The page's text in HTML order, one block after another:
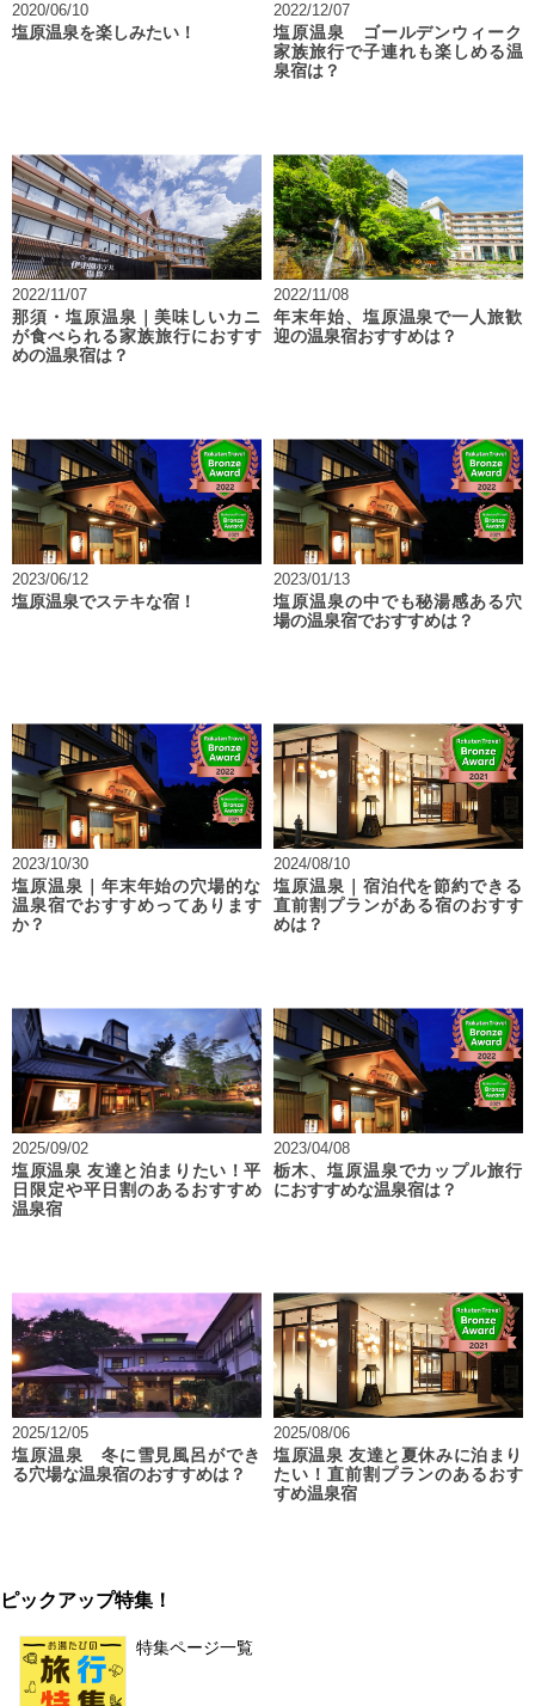
2020/06/10
塩原温泉を楽しみたい！
2022/12/07
塩原温泉 ゴールデンウィーク
家族旅行で子連れも楽しめる温
泉宿は？
2022/11/07
那須・塩原温泉｜美味しいカニ
が食べられる家族旅行におすす
めの温泉宿は？
2022/11/08
年末年始、塩原温泉で一人旅歓
迎の温泉宿おすすめは？
2023/06/12
塩原温泉でステキな宿！
2023/01/13
塩原温泉の中でも秘湯感ある穴
場の温泉宿でおすすめは？
2023/10/30
塩原温泉｜年末年始の穴場的な
温泉宿でおすすめってあります
か？
2024/08/10
塩原温泉｜宿泊代を節約できる
直前割プランがある宿のおすす
めは？
2025/09/02
塩原温泉 友達と泊まりたい！平
日限定や平日割のあるおすすめ
温泉宿
2023/04/08
栃木、塩原温泉でカップル旅行
におすすめな温泉宿は？
2025/12/05
塩原温泉 冬に雪見風呂ができ
る穴場な温泉宿のおすすめは？
2025/08/06
塩原温泉 友達と夏休みに泊まり
たい！直前割プランのあるおす
すめ温泉宿
ピックアップ特集！
特集ページ一覧